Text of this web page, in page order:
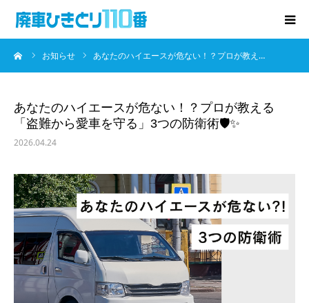
お知らせ あなたのハイエースが危ない！？プロが教え…
あなたのハイエースが危ない！？プロが教える
「盗難から愛車を守る」3つの防衛術🛡️✨
2026.04.24
廃車･事故車の買取
無料査定
お役立ち情報
お知らせ
会社概要
お問い合わせ